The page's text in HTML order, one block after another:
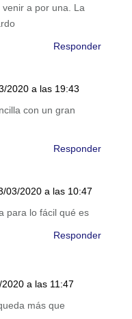
a por una. La
Responder
2020 a las 19:43
con un gran
Responder
03/2020 a las 10:47
para lo fácil qué es
Responder
a las 11:47
más que